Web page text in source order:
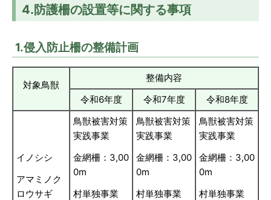
4.防護柵の設置等に関する事項
1.侵入防止柵の整備計画
対象鳥獣
整備内容
令和6年度
令和7年度 令和8年度
イノシシ
アマミノク
ロウサギ
鳥獣被害対策
実践事業
金網柵：3,00
0m
村単独事業
鳥獣被害対策
実践事業
金網柵：3,00
0m
村単独事業
鳥獣被害対策
実践事業
金網柵：3,00
0m
村単独事業